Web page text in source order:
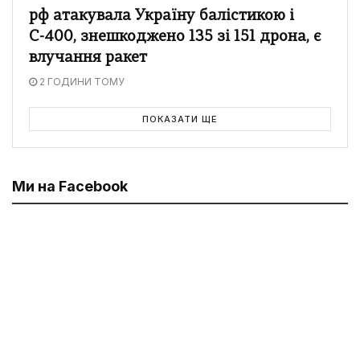
рф атакувала Україну балістикою і
С-400, знешкоджено 135 зі 151 дрона, є
влучання ракет
2 ГОДИНИ ТОМУ
ПОКАЗАТИ ЩЕ
Ми на Facebook